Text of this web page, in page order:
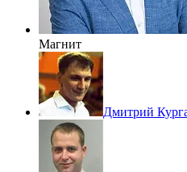
Магнит
Дмитрий